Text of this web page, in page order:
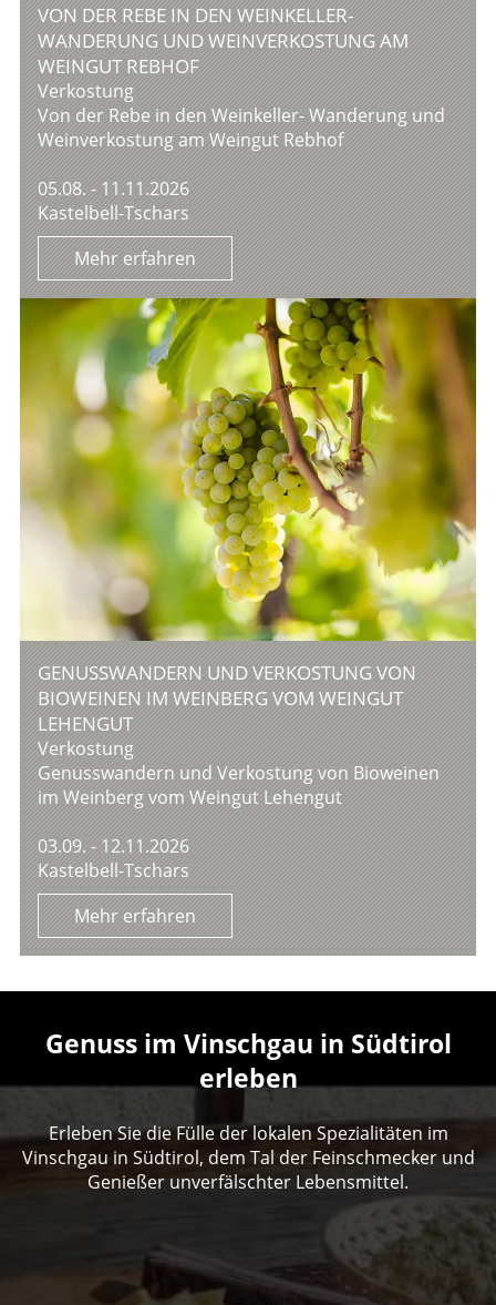
VON DER REBE IN DEN WEINKELLER-
WANDERUNG UND WEINVERKOSTUNG AM
WEINGUT REBHOF
Verkostung
Von der Rebe in den Weinkeller- Wanderung und
Weinverkostung am Weingut Rebhof
05.08. - 11.11.2026
Kastelbell-Tschars
Mehr erfahren
GENUSSWANDERN UND VERKOSTUNG VON
BIOWEINEN IM WEINBERG VOM WEINGUT
LEHENGUT
Verkostung
Genusswandern und Verkostung von Bioweinen
im Weinberg vom Weingut Lehengut
03.09. - 12.11.2026
Kastelbell-Tschars
Mehr erfahren
Genuss im Vinschgau in Südtirol
erleben
Erleben Sie die Fülle der lokalen Spezialitäten im
Vinschgau in Südtirol, dem Tal der Feinschmecker und
Genießer unverfälschter Lebensmittel.